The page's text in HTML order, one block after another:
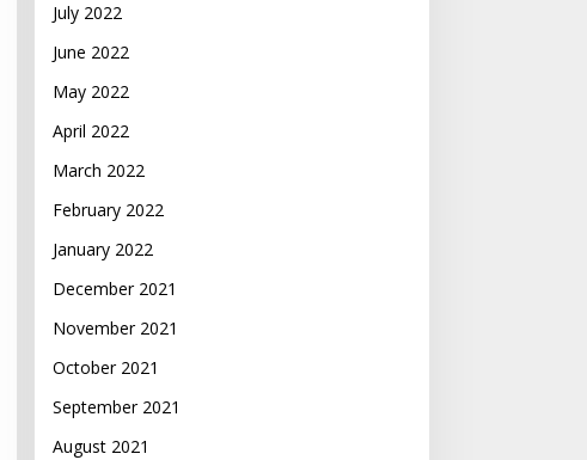
July 2022
June 2022
May 2022
April 2022
March 2022
February 2022
January 2022
December 2021
November 2021
October 2021
September 2021
August 2021